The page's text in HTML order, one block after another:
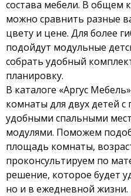
состава мебели. В общем
можно сравнить разные
цвету и цене. Для более
подойдут модульные
собрать удобный
планировку.
В каталоге «Аргус
комнаты для двух детей
удобными спальными
модулями. Поможем
площадь комнаты,
проконсультируем по
решение, которое будет
но и в ежедневной жизни.